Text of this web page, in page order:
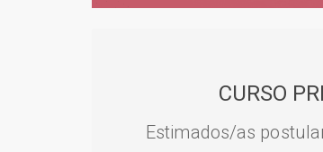
CURSO
Estimados/as